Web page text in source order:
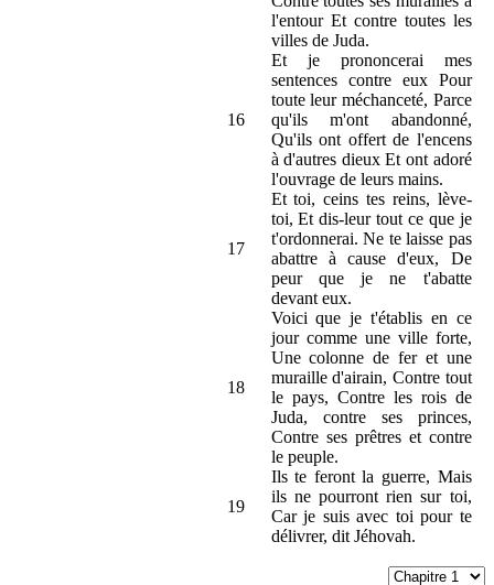
l'entour Et contre toutes les
villes de Juda.
16
Et je prononcerai mes
sentences contre eux Pour
toute leur méchanceté, Parce
qu'ils m'ont abandonné,
Qu'ils ont offert de l'encens
à d'autres dieux Et ont adoré
l'ouvrage de leurs mains.
17
Et toi, ceins tes reins, lève-
toi, Et dis-leur tout ce que je
t'ordonnerai. Ne te laisse pas
abattre à cause d'eux, De
peur que je ne t'abatte
devant eux.
18
Voici que je t'établis en ce
jour comme une ville forte,
Une colonne de fer et une
muraille d'airain, Contre tout
le pays, Contre les rois de
Juda, contre ses princes,
Contre ses prêtres et contre
le peuple.
19
Ils te feront la guerre, Mais
ils ne pourront rien sur toi,
Car je suis avec toi pour te
délivrer, dit Jéhovah.